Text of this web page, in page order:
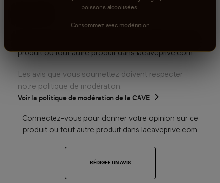
produit ou tout autre produit dans lacaveprive.com
Les avis que vous soumettez doivent respecter
notre politique de modération.
Voir la politique de modération de la CAVE
Connectez-vous pour donner votre opinion sur ce
produit ou tout autre produit dans lacaveprive.com
RÉDIGER UN AVIS
boissons alcoolisées.
Consommez avec modération